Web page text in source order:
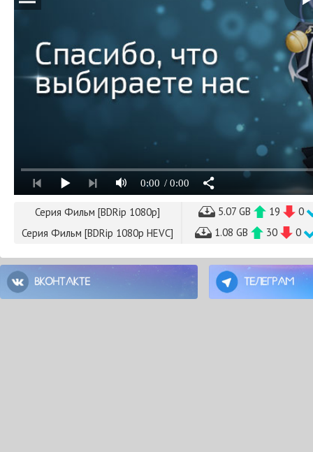
0:00 / 0:00
Серия Фильм [BDRip 1080p] 5.07 GB 19
0
Серия Фильм [BDRip 1080p HEVC]
1.08 GB 30 0